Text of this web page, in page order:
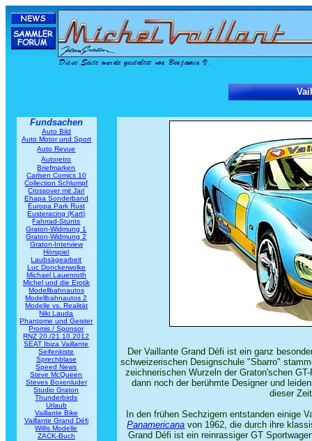
Fundsachen
Auto Bild
Auto Motor und Sport
Auto Revue
Autoretro
Briefmarken
Carlsen Comics 10
Collection Schlumpf
Crossover mit Jari
Ehapa Sonderband
Europa Park Rust
Eusteracing (Kart)
Fahrrad-Stunts
Graton-Widmung 1
Graton-Widmung 2
Graton-Interview
Hörspiel
Laubsägearbeit
Luc Donckerwolke
Michael Lauenroth
Michel und die Erotik
Modellbahnautos
Modellbahnautos 2
Modelle vs. Realität
Niki Lauda
Phantome und Geister
Promis / Sponsor
RNZ 20./21.10.2012
SEAT Ibiza Vaillante
Seifenkiste
Sprechblase
Speed News
Steve McQueen
Steves Boxenluder
Studio Graton
Thunderbirds
Urlaub
Vaillante Bike
Vaillante Grand Défi
Willis Modelle
ZACK-Buch
Der Vaillante Grand Défi ist ein ganz
schweizerischen Designschule "Sbarro"
zeichnerischen Wurzeln der Graton'schen
dann noch der berühmte Designer und
dieser
In den frühen Sechzigern entstanden einige
Panamericana von 1962, die durch ihre
Grand Défi ist ein reinrassiger GT